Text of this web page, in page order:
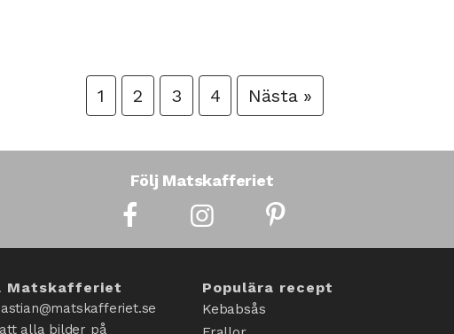
1 2 3 4 Nästa »
Följ Matskafferiet
Matskafferiet
alla bilder på
Populära recept
Kebabsås